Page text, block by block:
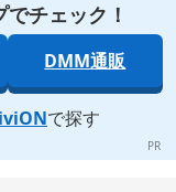
チェック！
DMM通販
で探す